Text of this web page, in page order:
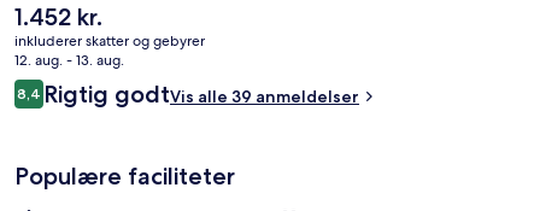
Kropsbehandlinger, thai-massage,
Den
nuværende
pris
er
1.452 kr.
1.452 kr.
inkluderer skatter og gebyrer
12. aug. - 13. aug.
Anmeldelser
8,48,4 ud af 10.
Rigtig godtVis alle 39 anmeldelser
Populære faciliteter